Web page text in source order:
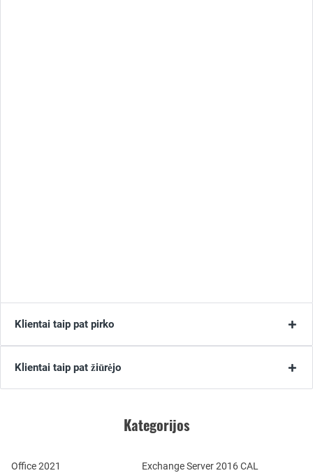
Klientai taip pat pirko
Klientai taip pat žiūrėjo
Kategorijos
Office 2021
Exchange Server 2016 CAL